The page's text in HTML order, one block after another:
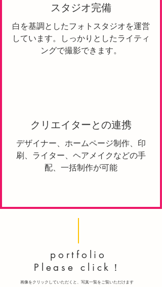
​スタジオ完備
​白を基調としたフォトスタジオを運営
しています。しっかりとしたライティ
ングで撮影できます。
​クリエイターとの連携
​デザイナー、ホームページ制作、印
刷、ライター、ヘアメイクなどの手
配、一括制作が可能
portfolio
Please click！
​画像をクリックしていただくと、写真一覧をご覧いただけます